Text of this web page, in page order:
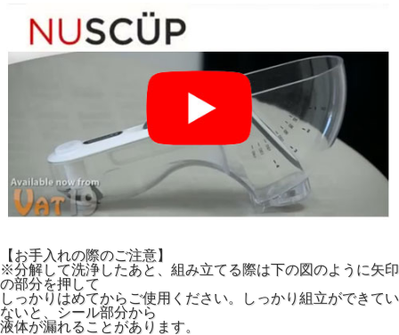
【お手入れの際のご注意】
※分解して洗浄したあと、組み立てる際は下の図のように矢印
の部分を押して
しっかりはめてからご使用ください。しっかり組立ができてい
ないと、シール部分から
液体が漏れることがあります。